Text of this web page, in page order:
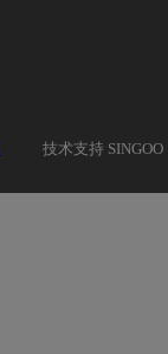
技术支持 SINGOO